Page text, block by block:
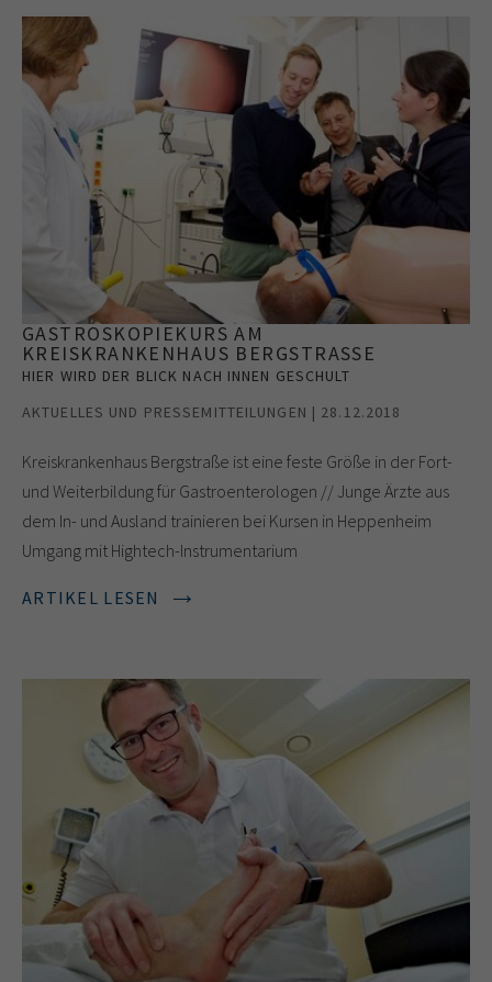
GASTROSKOPIEKURS AM
KREISKRANKENHAUS BERGSTRASSE
HIER WIRD DER BLICK NACH INNEN GESCHULT
AKTUELLES UND PRESSEMITTEILUNGEN | 28.12.2018
Kreiskrankenhaus Bergstraße ist eine feste Größe in der Fort-
und Weiterbildung für Gastroenterologen // Junge Ärzte aus
dem In- und Ausland trainieren bei Kursen in Heppenheim
Umgang mit Hightech-Instrumentarium
ARTIKEL LESEN